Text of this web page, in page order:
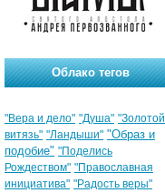
Облако тегов
"Вера и дело" "Душа" "Золотой
витязь" "Ландыши" "Образ и
подобие" "Поделись
Рождеством" "Православная
инициатива" "Радость веры"